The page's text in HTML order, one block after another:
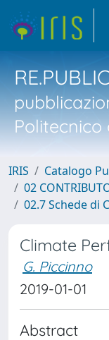
Politecnico
IRIS
Catalogo
02
02.7 Schede di
Climate
G. Piccinno
2019-01-01
Abstract